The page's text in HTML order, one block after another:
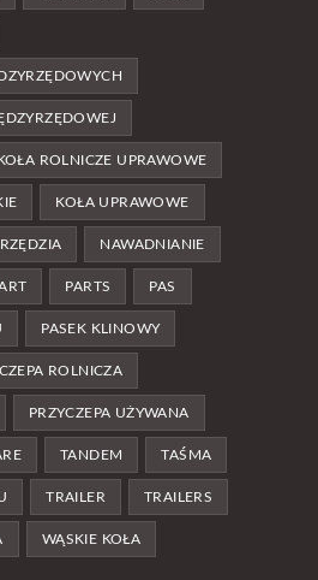
ROLNICZE UPRAWOWE
KOŁA UPRAWOWE
NAWADNIANIE
PARTS PAS
PASEK KLINOWY
ROLNICZA
PRZYCZEPA UŻYWANA
TANDEM TAŚMA
TRAILER TRAILERS
WĄSKIE KOŁA